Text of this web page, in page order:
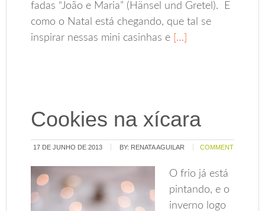
fadas “João e Maria” (Hänsel und Gretel). E
como o Natal está chegando, que tal se
inspirar nessas mini casinhas e […]
Cookies na xícara
17 DE JUNHO DE 2013 BY: RENATA AGUILAR COMMENT
O frio já está
pintando, e o
inverno logo